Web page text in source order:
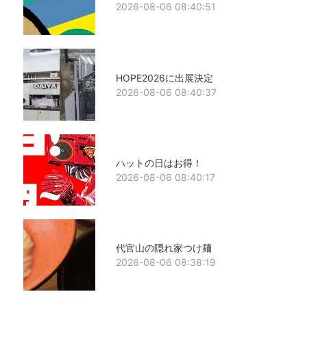
2026-08-06 08:40:51
HOPE2026に出展決定
2026-08-06 08:40:37
ハットの日はお得！
2026-08-06 08:40:17
代官山の隠れ家つけ麺
2026-08-06 08:38:19